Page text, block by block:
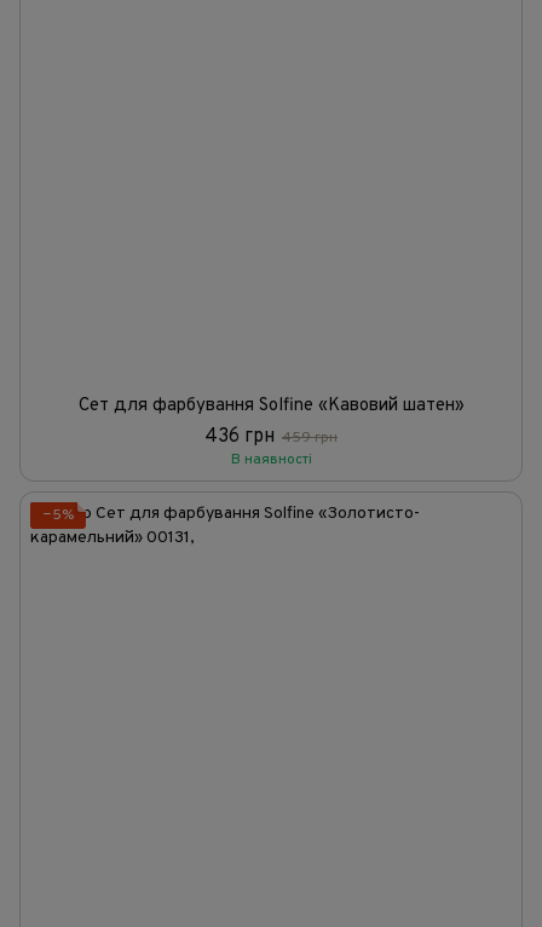
Сет для фарбування Solfine «Кавовий шатен»
436 грн 459 грн
В наявності
−5%